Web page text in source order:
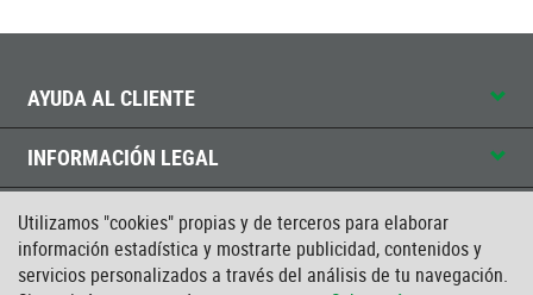
Utilizamos "cookies" propias y de terceros para elaborar
información estadística y mostrarte publicidad, contenidos y
servicios personalizados a través del análisis de tu navegación.
AYUDA AL CLIENTE
INFORMACIÓN LEGAL
CONTACTO
CERTIFICADO ISO